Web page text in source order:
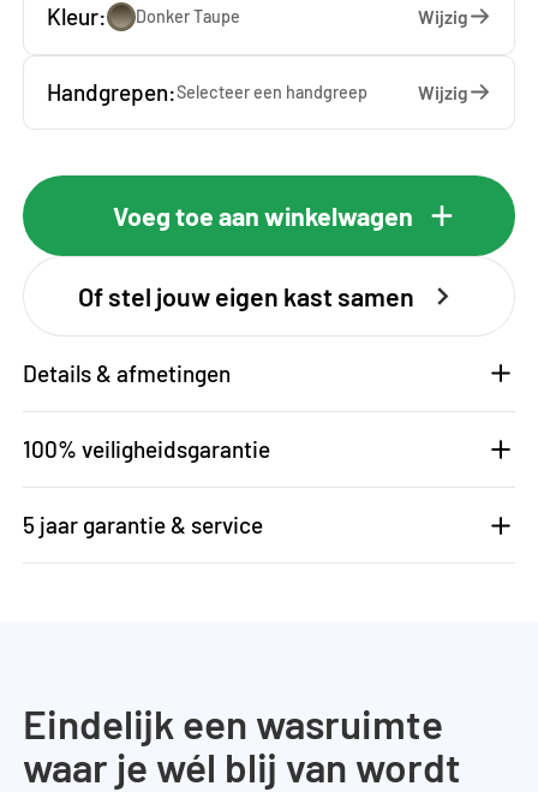
Kleur: Donker Taupe Wijzig
Handgrepen:Selecteer een handgreep Wijzig
Voeg toe aan winkelwagen
Of stel jouw eigen kast samen
Details & afmetingen
100% veiligheidsgarantie
5 jaar garantie & service
Eindelijk een wasruimte
waar je wél blij van wordt